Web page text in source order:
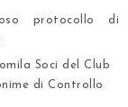
protocollo di
Soci del Club
di Controllo